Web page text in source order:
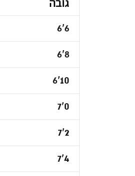
6'6
6'8
6'10
7'0
7'2
7'4